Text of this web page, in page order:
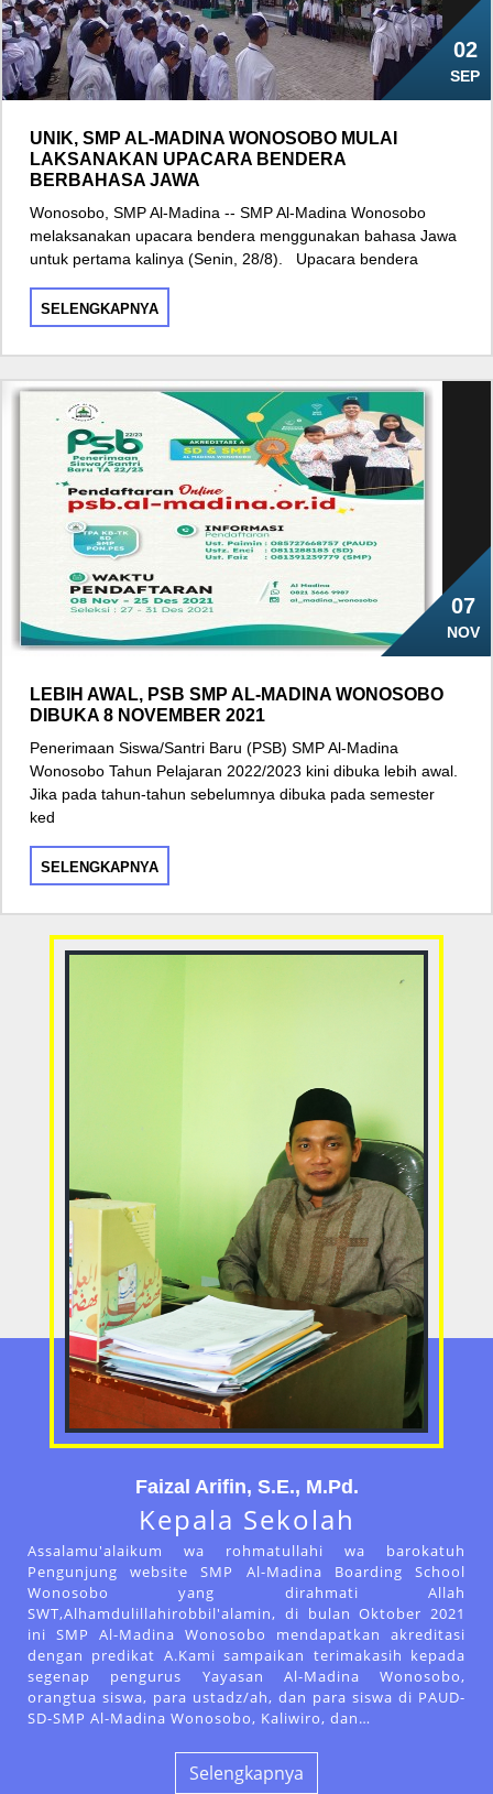
02
SEP
UNIK, SMP AL-MADINA WONOSOBO MULAI
LAKSANAKAN UPACARA BENDERA
BERBAHASA JAWA
Wonosobo, SMP Al-Madina -- SMP Al-Madina Wonosobo
melaksanakan upacara bendera menggunakan bahasa Jawa
untuk pertama kalinya (Senin, 28/8). Upacara bendera
SELENGKAPNYA
07
NOV
LEBIH AWAL, PSB SMP AL-MADINA WONOSOBO
DIBUKA 8 NOVEMBER 2021
Penerimaan Siswa/Santri Baru (PSB) SMP Al-Madina
Wonosobo Tahun Pelajaran 2022/2023 kini dibuka lebih awal.
Jika pada tahun-tahun sebelumnya dibuka pada semester
ked
SELENGKAPNYA
Faizal Arifin, S.E., M.Pd.
Kepala Sekolah
Assalamu'alaikum wa rohmatullahi wa barokatuh
Pengunjung website SMP Al-Madina Boarding School
Wonosobo yang dirahmati Allah
SWT,Alhamdulillahirobbil'alamin, di bulan Oktober 2021
ini SMP Al-Madina Wonosobo mendapatkan akreditasi
dengan predikat A.Kami sampaikan terimakasih kepada
segenap pengurus Yayasan Al-Madina Wonosobo,
orangtua siswa, para ustadz/ah, dan para siswa di PAUD-
SD-SMP Al-Madina Wonosobo, Kaliwiro, dan…
Selengkapnya